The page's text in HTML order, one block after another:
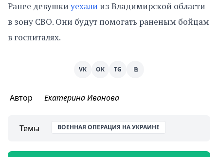
Ранее девушки уехали из Владимирской области
в зону СВО. Они будут помогать раненым бойцам
в госпиталях.
VK OK TG ⎘
Автор Екатерина Иванова
Темы ВОЕННАЯ ОПЕРАЦИЯ НА УКРАИНЕ